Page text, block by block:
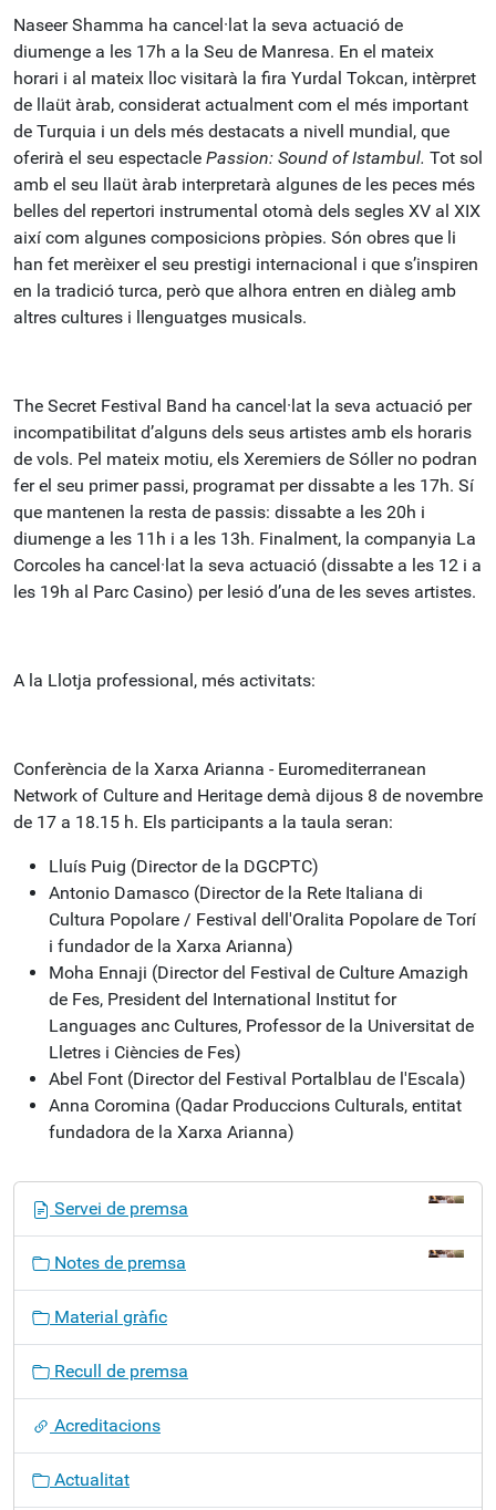
Naseer Shamma ha cancel·lat la seva actuació de
diumenge a les 17h a la Seu de Manresa. En el mateix
horari i al mateix lloc visitarà la fira Yurdal Tokcan, intèrpret
de llaüt àrab, considerat actualment com el més important
de Turquia i un dels més destacats a nivell mundial, que
oferirà el seu espectacle Passion: Sound of Istambul. Tot sol
amb el seu llaüt àrab interpretarà algunes de les peces més
belles del repertori instrumental otomà dels segles XV al XIX
així com algunes composicions pròpies. Són obres que li
han fet merèixer el seu prestigi internacional i que s’inspiren
en la tradició turca, però que alhora entren en diàleg amb
altres cultures i llenguatges musicals.
The Secret Festival Band ha cancel·lat la seva actuació per
incompatibilitat d’alguns dels seus artistes amb els horaris
de vols. Pel mateix motiu, els Xeremiers de Sóller no podran
fer el seu primer passi, programat per dissabte a les 17h. Sí
que mantenen la resta de passis: dissabte a les 20h i
diumenge a les 11h i a les 13h. Finalment, la companyia La
Corcoles ha cancel·lat la seva actuació (dissabte a les 12 i a
les 19h al Parc Casino) per lesió d’una de les seves artistes.
A la Llotja professional, més activitats:
Conferència de la Xarxa Arianna - Euromediterranean
Network of Culture and Heritage demà dijous 8 de novembre
de 17 a 18.15 h. Els participants a la taula seran:
Lluís Puig (Director de la DGCPTC)
Antonio Damasco (Director de la Rete Italiana di
Cultura Popolare / Festival dell'Oralita Popolare de Torí
i fundador de la Xarxa Arianna)
Moha Ennaji (Director del Festival de Culture Amazigh
de Fes, President del International Institut for
Languages anc Cultures, Professor de la Universitat de
Lletres i Ciències de Fes)
Abel Font (Director del Festival Portalblau de l'Escala)
Anna Coromina (Qadar Produccions Culturals, entitat
fundadora de la Xarxa Arianna)
ó
Servei de premsa
Notes de premsa
Material gràfic
Recull de premsa
Acreditacions
Actualitat